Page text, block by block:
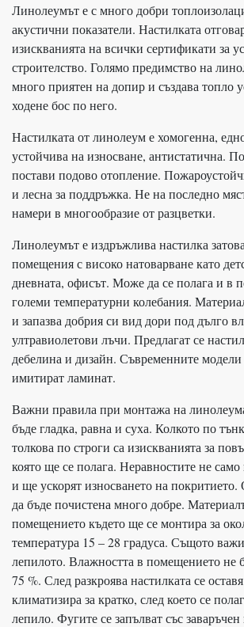
Линолеумът е с много добри
акустични показатели. Настилката
изискванията на всички сертификати за
строителство. Голямо предимство на
много приятен на допир и създава топло
ходене бос по него.
Настилката от линолеум е хомогенна,
устойчива на износване, антистатична.
постави подово отопление.
и лесна за поддръжка. Не на последно
намери в многообразие от разцветки.
Линолеумът е издръжлива настилка
помещения с високо натоварване като
дневната, офисът. Може да се полага и в
големи температурни колебания.
и запазва добрия си вид дори под дълго
ултравиолетови лъчи. Предлагат се
дебелина и дизайн. Съвременните
имитират ламинат.
Важни правила при монтажа на
бъде гладка, равна и суха. Колкото по
толкова по строги са изискванията за
която ще се полага. Неравностите не
и ще ускорят износването на покритието.
да бъде почистена много добре.
помещението където ще се монтира за
температура 15 – 28 градуса. Същото
лепилото. Влажността в помещението не
75 %. След разкроява настилката се
климатизира за кратко, след което се
лепило. Фугите се запълват със